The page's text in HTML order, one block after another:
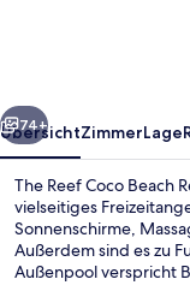
Spa-
Optional
All
Inclusive
Weiter
74+
ÜbersichtZimmerLage
The Reef Coco Beach
vielseitiges
Sonnenschirme,
Außerdem sind es zu
Außenpool verspricht